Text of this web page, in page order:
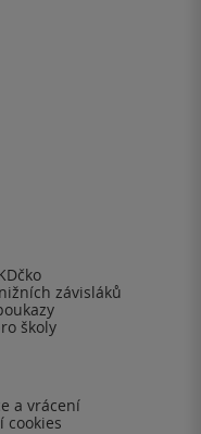
závisláků
školy
a vrácení
cookies